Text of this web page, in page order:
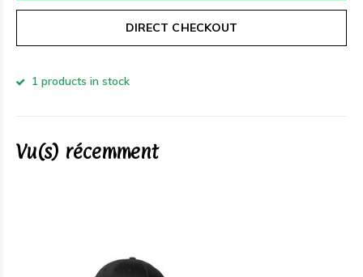
DIRECT CHECKOUT
1 products in stock
Vu(s) récemment